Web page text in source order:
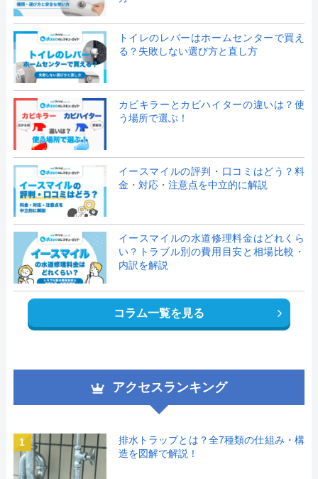
トイレのレバーはホームセンターで買え
る？失敗しない選び方と直し方
カビキラーとカビハイターの違いは？使
う場所で選ぶ！
イースマイルの評判・口コミはどう？料
金・対応・注意点を中立的に解説
イースマイルの水道修理料金はどれくら
い？トラブル別の費用目安と相場比較・
内訳を解説
コラム一覧を見る
アクセスランキング
1
排水トラップとは？全7種類の仕組み・構
造を図解で解説！